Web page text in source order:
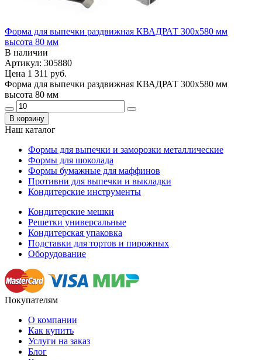
Форма для выпечки раздвижная КВАДРАТ 300х580 мм
высота 80 мм
В наличии
Артикул: 305880
Цена 1 311 руб.
Форма для выпечки раздвижная КВАДРАТ 300х580 мм
высота 80 мм
В корзину
Наш каталог
Формы для выпечки и заморозки металлические
Формы для шоколада
Формы бумажные для маффинов
Противни для выпечки и выкладки
Кондитерские инструменты
Кондитерские мешки
Решетки универсальные
Кондитерская упаковка
Подставки для тортов и пирожных
Оборудование
Покупателям
О компании
Как купить
Услуги на заказ
Блог